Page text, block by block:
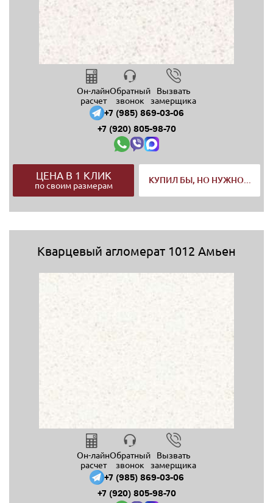
Он-лайн
расчет
Обратный
звонок
Вызвать
замерщика
+7 (985) 869-03-06
+7 (920) 805-98-70
ЦЕНА В 1 КЛИК
по своим размерам
КУПИЛ БЫ, НО НУЖНО...
Кварцевый агломерат 1012 Амьен
Он-лайн
расчет
Обратный
звонок
Вызвать
замерщика
+7 (985) 869-03-06
+7 (920) 805-98-70